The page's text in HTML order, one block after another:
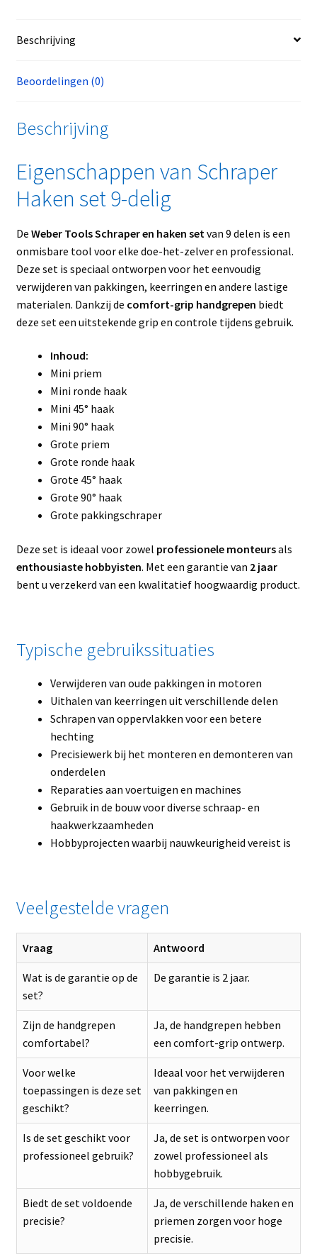
Beschrijving
Beoordelingen (0)
Beschrijving
Eigenschappen van Schraper
Haken set 9-delig
De Weber Tools Schraper en haken set van 9 delen is een
onmisbare tool voor elke doe-het-zelver en professional.
Deze set is speciaal ontworpen voor het eenvoudig
verwijderen van pakkingen, keerringen en andere lastige
materialen. Dankzij de comfort-grip handgrepen biedt
deze set een uitstekende grip en controle tijdens gebruik.
Inhoud:
Mini priem
Mini ronde haak
Mini 45° haak
Mini 90° haak
Grote priem
Grote ronde haak
Grote 45° haak
Grote 90° haak
Grote pakkingschraper
Deze set is ideaal voor zowel professionele monteursals
enthousiaste hobbyisten. Met een garantie van 2 jaar
bent u verzekerd van een kwalitatief hoogwaardig product.
Typische gebruikssituaties
Verwijderen van oude pakkingen in motoren
Uithalen van keerringen uit verschillende delen
Schrapen van oppervlakken voor een betere
hechting
Precisiewerk bij het monteren en demonteren van
onderdelen
Reparaties aan voertuigen en machines
Gebruik in de bouw voor diverse schraap- en
haakwerkzaamheden
Hobbyprojecten waarbij nauwkeurigheid vereist is
Veelgestelde vragen
Vraag Antwoord
Wat is de garantie op de
set?
De garantie is 2 jaar.
Zijn de handgrepen
comfortabel?
Ja, de handgrepen hebben
een comfort-grip ontwerp.
Voor welke
toepassingen is deze set
geschikt?
Ideaal voor het verwijderen
van pakkingen en
keerringen.
Is de set geschikt voor
professioneel gebruik?
Ja, de set is ontworpen voor
zowel professioneel als
hobbygebruik.
Biedt de set voldoende
precisie?
Ja, de verschillende haken en
priemen zorgen voor hoge
precisie.